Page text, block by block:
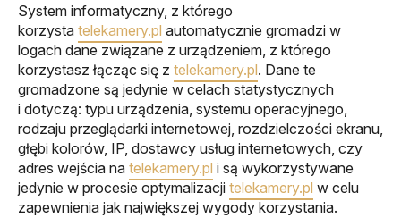
System informatyczny, z którego
korzysta telekamery.pl automatycznie gromadzi w
logach dane związane z urządzeniem, z którego
korzystasz łącząc się z telekamery.pl. Dane te
gromadzone są jedynie w celach statystycznych
i dotyczą: typu urządzenia, systemu operacyjnego,
rodzaju przeglądarki internetowej, rozdzielczości ekranu,
głębi kolorów, IP, dostawcy usług internetowych, czy
adres wejścia na telekamery.pl i są wykorzystywane
jedynie w procesie optymalizacji telekamery.pl w celu
zapewnienia jak największej wygody korzystania.